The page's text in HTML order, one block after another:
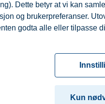
Dette betyr at vi kan
og brukerpreferanser.
godta alle eller tilpasse
Du kan når som helst
nederst på nettsiden vår.
cookie-erklæring
Kun